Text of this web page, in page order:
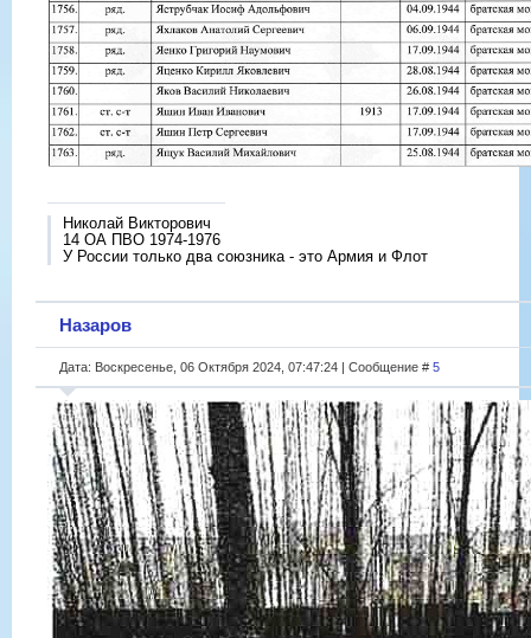
Николай Викторович
14 ОА ПВО 1974-1976
У России только два союзника - это Армия и Флот
Назаров
Дата: Воскресенье, 06 Октября 2024, 07:47:24 | Сообщение # 5